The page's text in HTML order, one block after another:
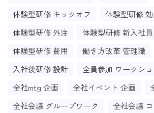
体験型研修 キックオフ
体験型研修
体験型研修 外注
体験型研修 新入社員
体験型研修 費用
働き方改革 管理職
入社後研修 設計
全員参加 ワークシ
全社mtg 企画
全社イベント 企画
全社会議 グループワーク
全社会議